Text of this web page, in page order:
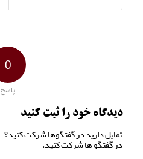
0
پاسخ
دیدگاه خود را ثبت کنید
تمایل دارید در گفتگوها شرکت کنید؟
در گفتگو ها شرکت کنید.